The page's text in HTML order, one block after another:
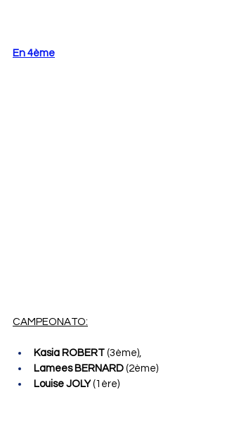
En 4ème
CAMPEONATO:
Kasia ROBERT (3ème),
Lamees BERNARD (2ème)
Louise JOLY (1ère)